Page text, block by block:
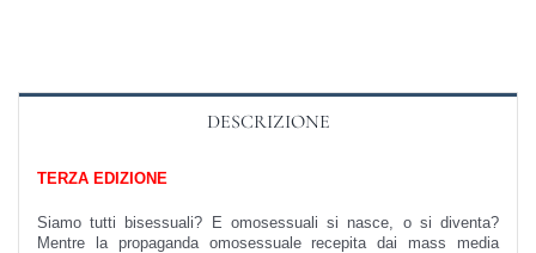
DESCRIZIONE
TERZA EDIZIONE
Siamo tutti bisessuali? E omosessuali si nasce, o si diventa?
Mentre la propaganda omosessuale recepita dai mass media